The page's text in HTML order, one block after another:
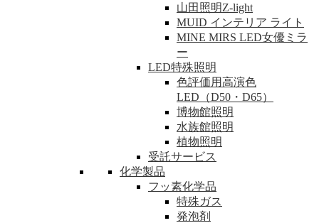
山田照明Z-light
MUID インテリア ライト
MINE MIRS LED女優ミラ
ー
LED特殊照明
色評価用高演色
LED（D50・D65）
博物館照明
水族館照明
植物照明
受託サービス
化学製品
フッ素化学品
特殊ガス
発泡剤